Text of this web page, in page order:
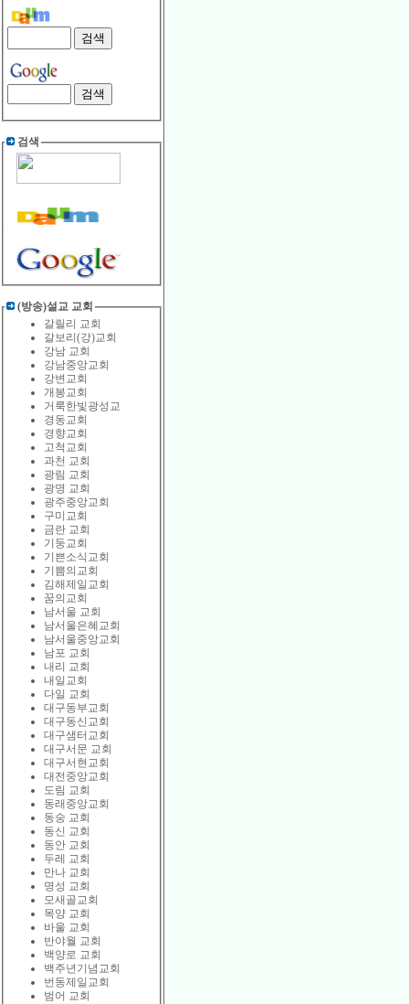
검색
(방송)설교 교회
갈릴리 교회
갈보리(강)교회
강남 교회
강남중앙교회
강변교회
개봉교회
거룩한빛광성교
경동교회
경향교회
고척교회
과천 교회
광림 교회
광명 교회
광주중앙교회
구미교회
금란 교회
기둥교회
기쁜소식교회
기쁨의교회
김해제일교회
꿈의교회
남서울 교회
남서울은혜교회
남서울중앙교회
남포 교회
내리 교회
내일교회
다일 교회
대구동부교회
대구동신교회
대구샘터교회
대구서문 교회
대구서현교회
대전중앙교회
도림 교회
동래중앙교회
동숭 교회
동신 교회
동안 교회
두레 교회
만나 교회
명성 교회
모새골교회
목양 교회
바울 교회
반야월 교회
백양로 교회
백주년기념교회
번동제일교회
범어 교회